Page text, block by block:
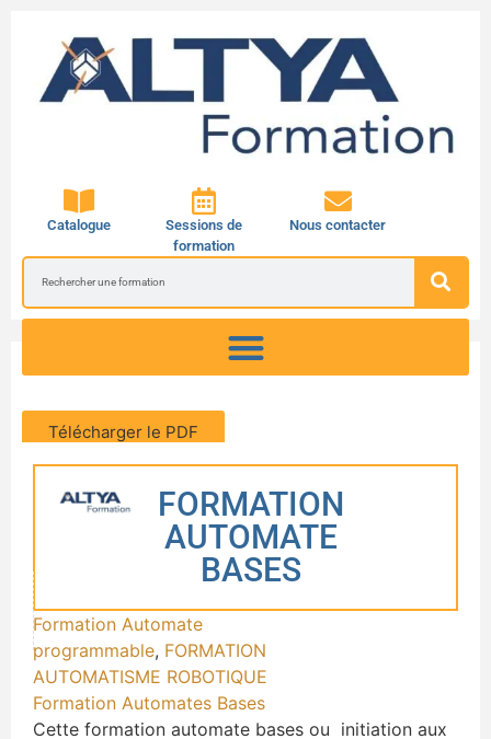
Catalogue
Sessions de
formation
Nous contacter
Télécharger le PDF
FORMATION
AUTOMATE
BASES
Formation Automate
programmable, FORMATION
AUTOMATISME ROBOTIQUE
Formation Automates Bases
Cette formation automate bases ou initiation aux